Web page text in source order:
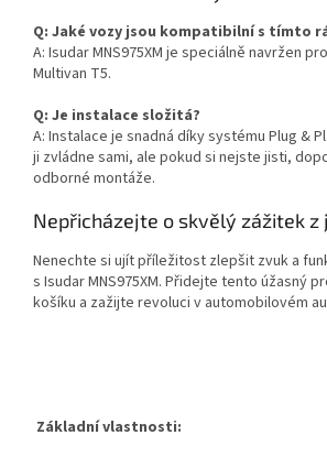
Q: Jaké vozy jsou kompatibilní s tímto
A: Isudar MNS975XM je speciálně navržen
Multivan T5.
Q: Je instalace složitá?
A: Instalace je snadná díky systému Plug &
ji zvládne sami, ale pokud si nejste jisti,
odborné montáže.
Nepřicházejte o skvělý zážitek z
Nenechte si ujít příležitost zlepšit zvuk a
s Isudar MNS975XM. Přidejte tento úžasný
košíku a zažijte revoluci v automobilovém
Základní vlastnosti: